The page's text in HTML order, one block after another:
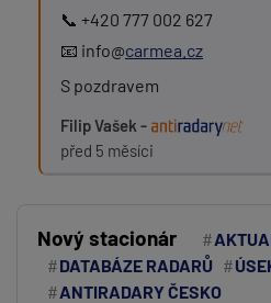
📞 +420 777 002 627
📧 info@carmea.cz
S pozdravem
Filip Vašek -
před 5 měsíci
Nový stacionár
DATABÁZE RADARŮ
ANTIRADARY ČESKO